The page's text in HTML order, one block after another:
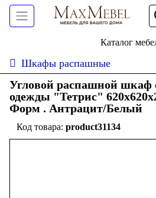
Каталог
Шкафы распашные
Угловой распашной шкаф
одежды "Тетрис"
Форм . Антрацит/Белый
product31134